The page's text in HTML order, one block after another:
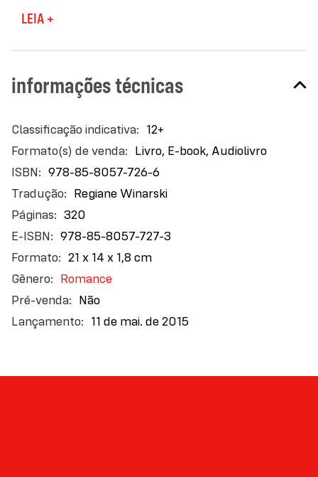
“Lara Jean, com seu humor e inocência, confere uma
amor.”Publishers Weekly
“Os leitores vão se lembrar das irmãs Song e dos
garotos de suas vidas mesmo depois de virar a
Journal
LEIA +
informações técnicas
Mais
informações
12+
Livro, E-book, Audiolivro
978-85-8057-726-6
Regiane Winarski
320
978-85-8057-727-3
21 x 14 x 1,8 cm
Romance
Não
11 de mai. de 2015